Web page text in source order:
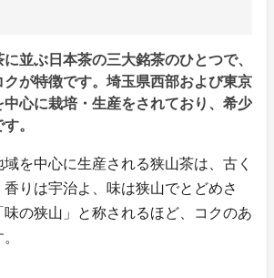
並ぶ日本茶の三大銘茶のひとつで、
が特徴です。埼玉県西部および東京
心に栽培・生産をされており、希少
。
を中心に生産される狭山茶は、古く
りは宇治よ、味は狭山でとどめさ
の狭山」と称されるほど、コクのあ